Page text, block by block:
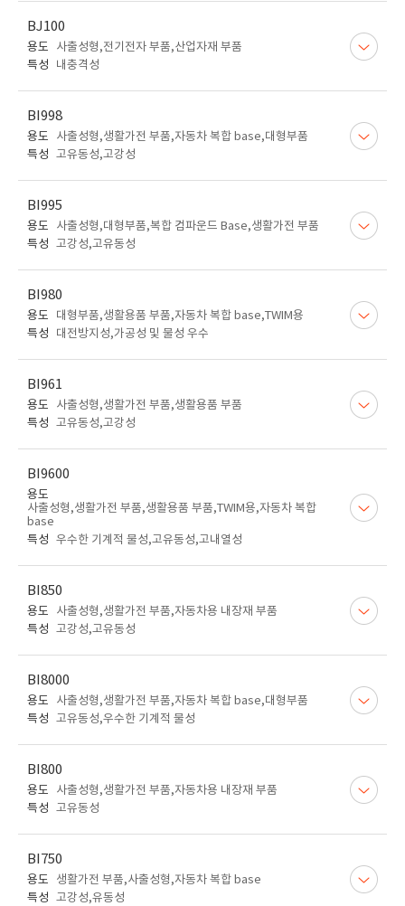
BJ100
용도
사출성형,전기전자 부품,산업자재 부품
특성
내충격성
BI998
용도
사출성형,생활가전 부품,자동차 복합 base,대형부품
특성 고유동성,고강성
BI995
용도
사출성형,대형부품,복합 컴파운드 Base,생활가전 부품
특성 고강성,고유동성
BI980
용도
대형부품,생활용품 부품,자동차 복합 base,TWIM용
특성
대전방지성,가공성 및 물성 우수
BI961
용도
사출성형,생활가전 부품,생활용품 부품
특성 고유동성,고강성
BI9600
용도
사출성형,생활가전 부품,생활용품 부품,TWIM용,자동차 복합
base
특성 우수한 기계적 물성,고유동성,고내열성
BI850
용도
사출성형,생활가전 부품,자동차용 내장재 부품
특성 고강성,고유동성
BI8000
용도
사출성형,생활가전 부품,자동차 복합 base,대형부품
특성 고유동성,우수한 기계적 물성
BI800
용도
사출성형,생활가전 부품,자동차용 내장재 부품
특성 고유동성
BI750
용도
생활가전 부품,사출성형,자동차 복합 base
특성 고강성,유동성